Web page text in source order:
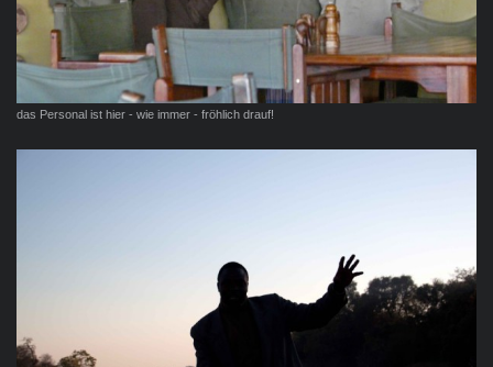
das Personal ist hier - wie immer - fröhlich drauf!